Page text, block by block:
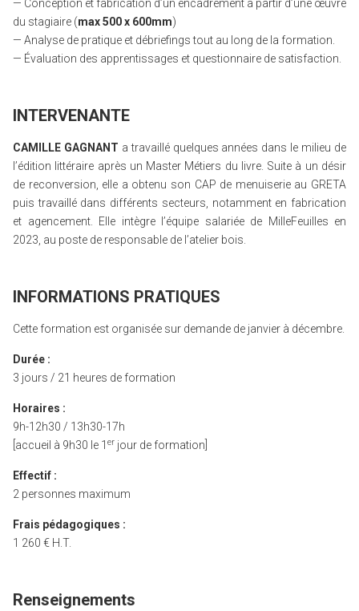
— Conception et fabrication d’un encadrement à partir d’une œuvre
du stagiaire (max 500 x 600mm)
— Analyse de pratique et débriefings tout au long de la formation.
— Évaluation des apprentissages et questionnaire de satisfaction.
INTERVENANTE
CAMILLE GAGNANT a travaillé quelques années dans le milieu de
l’édition littéraire après un Master Métiers du livre. Suite à un désir
de reconversion, elle a obtenu son CAP de menuiserie au GRETA
puis travaillé dans différents secteurs, notamment en fabrication
et agencement. Elle intègre l’équipe salariée de MilleFeuilles en
2023, au poste de responsable de l’atelier bois.
INFORMATIONS PRATIQUES
Cette formation est organisée sur demande de janvier à décembre.
Durée :
3 jours / 21 heures de formation
Horaires :
9h-12h30 / 13h30-17h
[accueil à 9h30 le 1 er jour de formation]
Effectif :
2 personnes maximum
Frais pédagogiques :
1 260 € H.T.
Renseignements